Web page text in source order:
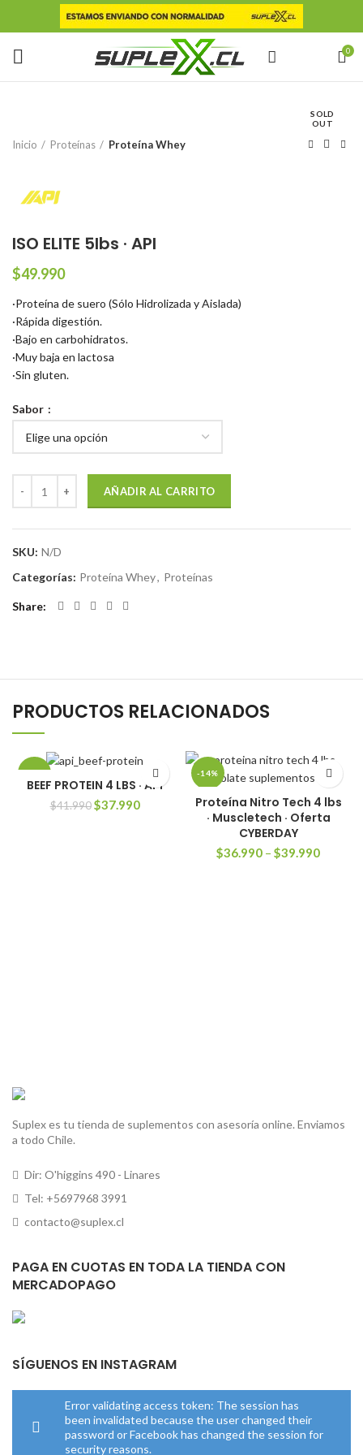
0
SOLD
OUT
Inicio Proteínas Proteína Whey
ISO ELITE 5lbs · API
$49.990
·Proteína de suero (Sólo Hidrolizada y Aislada)
·Rápida digestión.
·Bajo en carbohidratos.
·Muy baja en lactosa
·Sin gluten.
Sabor
AÑADIR AL CARRITO
SKU: N/D
Categorías: Proteína Whey, Proteínas
Share
PRODUCTOS RELACIONADOS
-10%
SOLD
BEEF PROTEIN 4 LBS · API
$41.990 El
$37.990El
-14%
SOLD
OUT
Proteína Nitro Tech 4 lbs
· Muscletech · Oferta
CYBERDAY
$36.990 – $39.990
Suplex es tu tienda de suplementos con asesoría online. Enviamos
a todo Chile.
Dir: O'higgins 490 - Linares
Tel: +5697968 3991
contacto@suplex.cl
PAGA EN CUOTAS EN TODA LA TIENDA CON
MERCADOPAGO
SÍGUENOS EN INSTAGRAM
Error validating access token: The session has
been invalidated because the user changed their
password or Facebook has changed the session for
security reasons.